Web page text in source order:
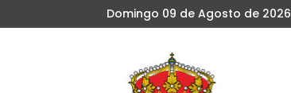
Domingo 09 de Agosto de 2026